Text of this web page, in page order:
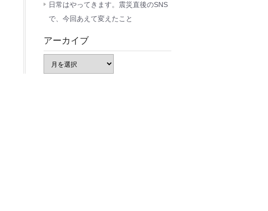
日常はやってきます。震災直後のSNS
で、今回あえて変えたこと
アーカイブ